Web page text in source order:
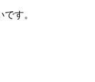
す。